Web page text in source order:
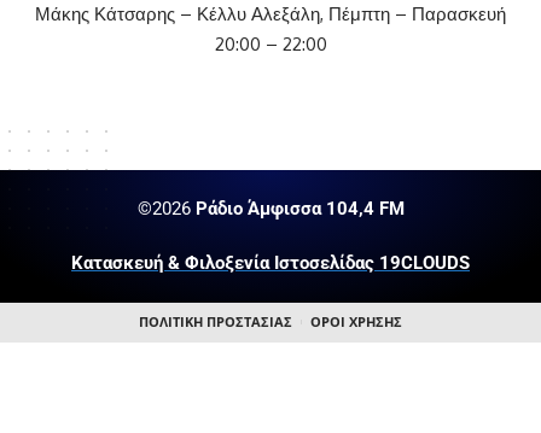
Μάκης Κάτσαρης – Κέλλυ Αλεξάλη, Πέμπτη – Παρασκευή
20:00 – 22:00
©2026Ράδιο Άμφισσα 104,4 FM
Κατασκευή & Φιλοξενία Ιστοσελίδας 19CLOUDS
ΠΟΛΙΤΙΚΗ ΠΡΟΣΤΑΣΙΑΣ ΟΡΟΙ ΧΡΗΣΗΣ